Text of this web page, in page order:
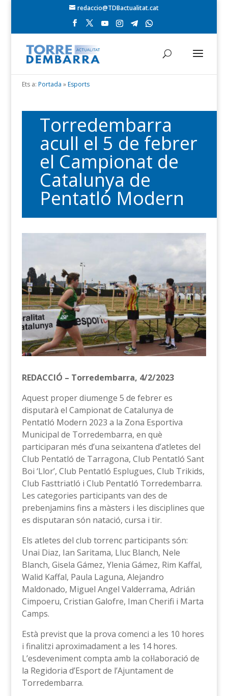
redaccio@TDBactualitat.cat
Ets a: Portada »Esports
Torredembarra
acull el 5 de febrer
el Campionat de
Catalunya de
Pentatló Modern
REDACCIÓ – Torredembarra, 4/2/2023
Aquest proper diumenge 5 de febrer es
disputarà el Campionat de Catalunya de
Pentatló Modern 2023 a la Zona Esportiva
Municipal de Torredembarra, en què
participaran més d’una seixantena d’atletes del
Club Pentatló de Tarragona, Club Pentatló Sant
Boi ‘Llor’, Club Pentatló Esplugues, Club Trikids,
Club Fasttriatló i Club Pentatló Torredembarra.
Les categories participants van des de
prebenjamins fins a màsters i les disciplines que
es disputaran són natació, cursa i tir.
Els atletes del club torrenc participants són:
Unai Diaz, Ian Saritama, Lluc Blanch, Nele
Blanch, Gisela Gámez, Ylenia Gámez, Rim Kaffal,
Walid Kaffal, Paula Laguna, Alejandro
Maldonado, Miguel Angel Valderrama, Adrián
Cimpoeru, Cristian Galofre, Iman Cherifi i Marta
Camps.
Està previst que la prova comenci a les 10 hores
i finalitzi aproximadament a les 14 hores.
L’esdeveniment compta amb la col·laboració de
la Regidoria d’Esport de l’Ajuntament de
Torredembarra.